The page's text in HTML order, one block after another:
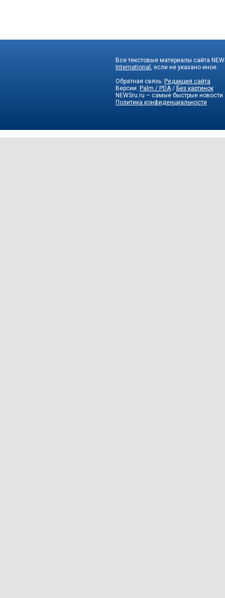
Все текстовые материалы сайта
International
, если не указано иное.
Обратная связь: Редакция сайта
Версии: Palm / PDA / Без картинок
NEWSru.ru – самые быстрые новости
Политика конфиденциальности